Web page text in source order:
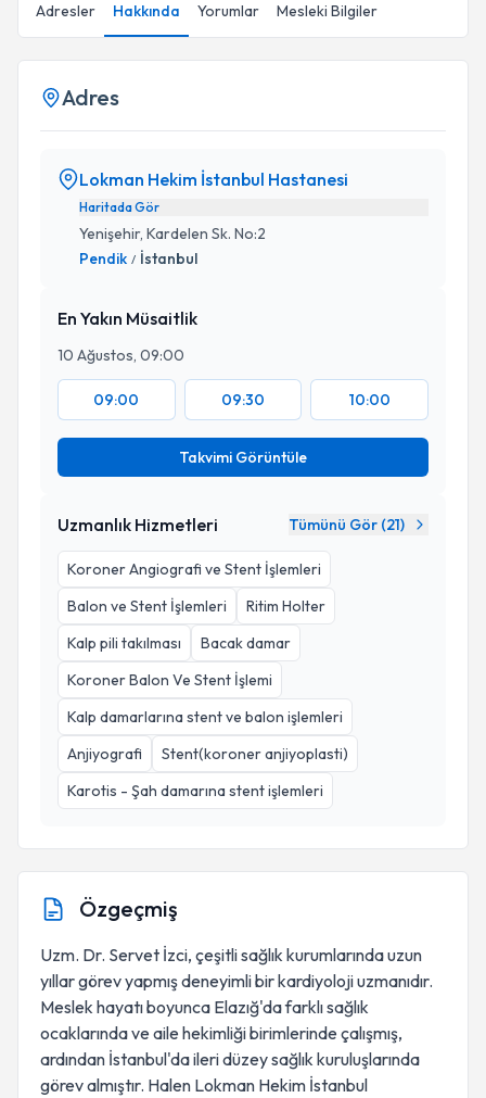
Adresler Hakkında Yorumlar Mesleki Bilgiler
Adres
Lokman Hekim İstanbul Hastanesi
Haritada Gör
Yenişehir, Kardelen Sk. No:2
Pendik / İstanbul
En Yakın Müsaitlik
10 Ağustos, 09:00
09:00 09:30 10:00
Takvimi Görüntüle
Uzmanlık Hizmetleri Tümünü Gör (21)
Koroner Angiografi ve Stent İşlemleri
Balon ve Stent İşlemleri
Ritim Holter
Kalp pili takılması
Bacak damar
Koroner Balon Ve Stent İşlemi
Kalp damarlarına stent ve balon işlemleri
Anjiyografi
Stent(koroner anjiyoplasti)
Karotis - Şah damarına stent işlemleri
Özgeçmiş
Uzm. Dr. Servet İzci, çeşitli sağlık kurumlarında uzun
yıllar görev yapmış deneyimli bir kardiyoloji uzmanıdır.
Meslek hayatı boyunca Elazığ'da farklı sağlık
ocaklarında ve aile hekimliği birimlerinde çalışmış,
ardından İstanbul'da ileri düzey sağlık kuruluşlarında
görev almıştır. Halen Lokman Hekim İstanbul